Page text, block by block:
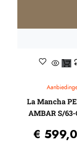
La Mancha
AMBAR S/63-
€